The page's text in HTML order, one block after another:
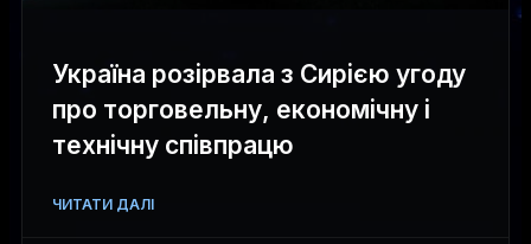
Україна розірвала з Сирією угоду
про торговельну, економічну і
технічну співпрацю
ЧИТАТИ ДАЛІ